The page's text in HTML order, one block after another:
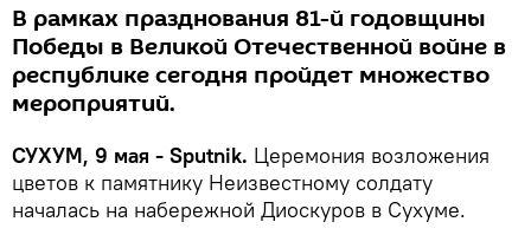
В рамках празднования 81-й годовщины
Победы в Великой Отечественной войне в
республике сегодня пройдет множество
мероприятий.
СУХУМ, 9 мая - Sputnik. Церемония возложения
цветов к памятнику Неизвестному солдату
началась на набережной Диоскуров в Сухуме.